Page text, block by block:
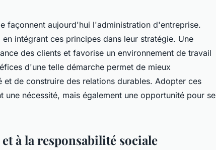
façonnent aujourd'hui l'administration d'entreprise.
intégrant ces principes dans leur stratégie. Une
des clients et favorise un environnement de travail
d'une telle démarche permet de mieux
et de construire des relations durables. Adopter ces
une nécessité, mais également une opportunité pour se
à la responsabilité sociale